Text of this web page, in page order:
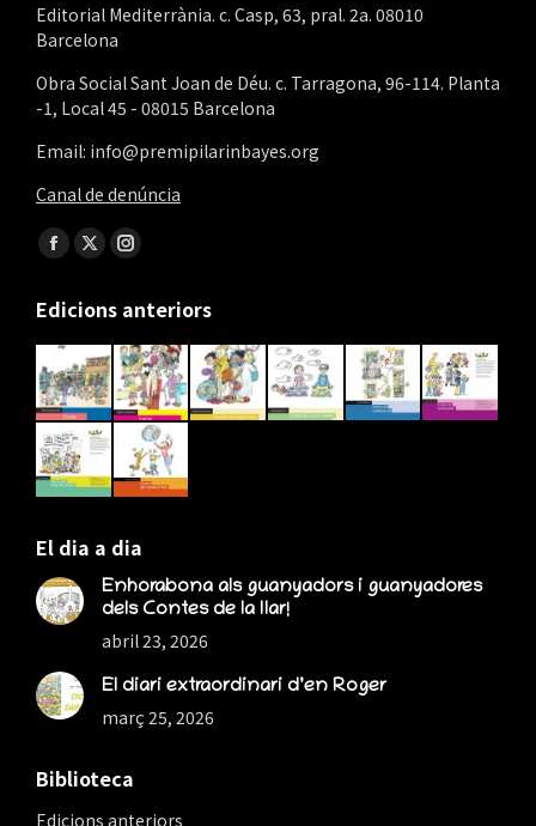
Editorial Mediterrània. c. Casp, 63, pral. 2a. 08010
Barcelona
Obra Social Sant Joan de Déu. c. Tarragona, 96-114. Planta
-1, Local 45 - 08015 Barcelona
Email: info@premipilarinbayes.org
Canal de denúncia
Find us on:
Facebook
opens
in
new
window
X
opens
in
new
window
Instagram
opens
in
new
window
Edicions anteriors
El dia a dia
Enhorabona als guanyadors i guanyadores
dels Contes de la llar!
abril 23, 2026
El diari extraordinari d’en Roger
març 25, 2026
Biblioteca
Edicions anteriors